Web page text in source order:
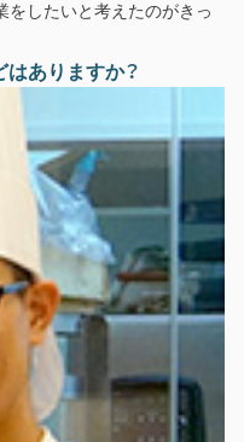
をしたいと考えたのがきっ
ありますか？